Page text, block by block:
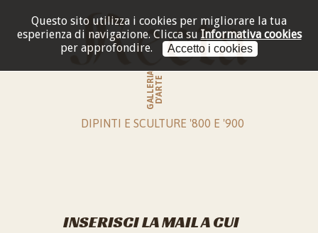
Questo sito utilizza i cookies per migliorare la tua
esperienza di navigazione. Clicca su Informativa cookies
per approfondire.
Accetto i cookies
GALLERIAD'ARTE
DIPINTI E SCULTURE '800 E '900
INSERISCI LA MAIL A CUI